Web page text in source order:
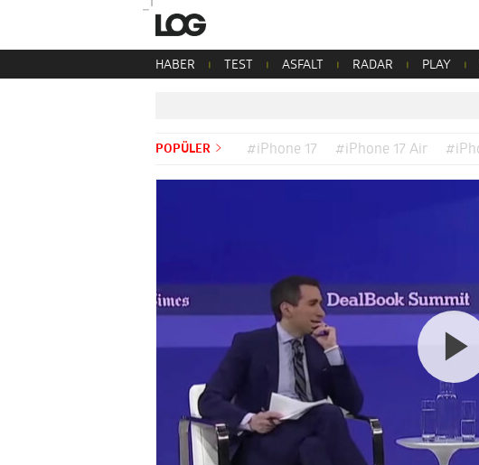
HABER TEST ASFALT RADAR PLAY
POPÜLER #iPhone 17 #iPhone 17 Air